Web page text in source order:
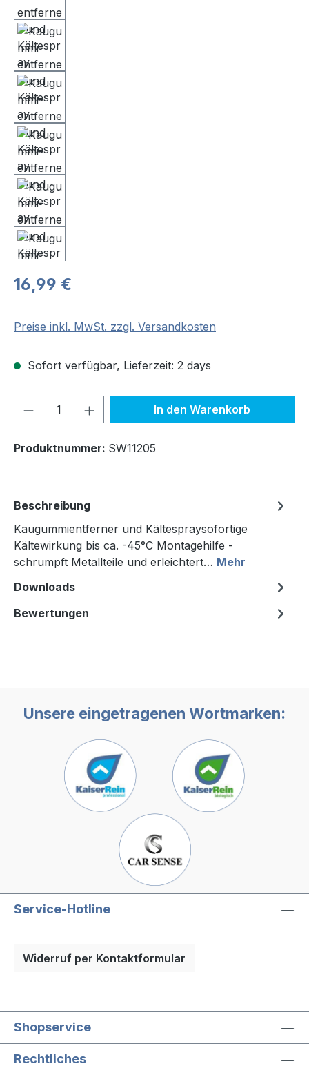
Regulärer Preis:
16,99 €
Preise inkl. MwSt. zzgl. Versandkosten
Sofort verfügbar, Lieferzeit: 2 days
Produkt Anzahl: Gib denIn den Warenkorb
Produktnummer: SW11205
Beschreibung
Kaugummientferner und Kältespraysofortige
Kältewirkung bis ca. -45°C Montagehilfe -
schrumpft Metallteile und erleichtert… Mehr
Downloads
Bewertungen
Unsere eingetragenen Wortmarken:
Service-Hotline
Widerruf per Kontaktformular
Shopservice
Rechtliches